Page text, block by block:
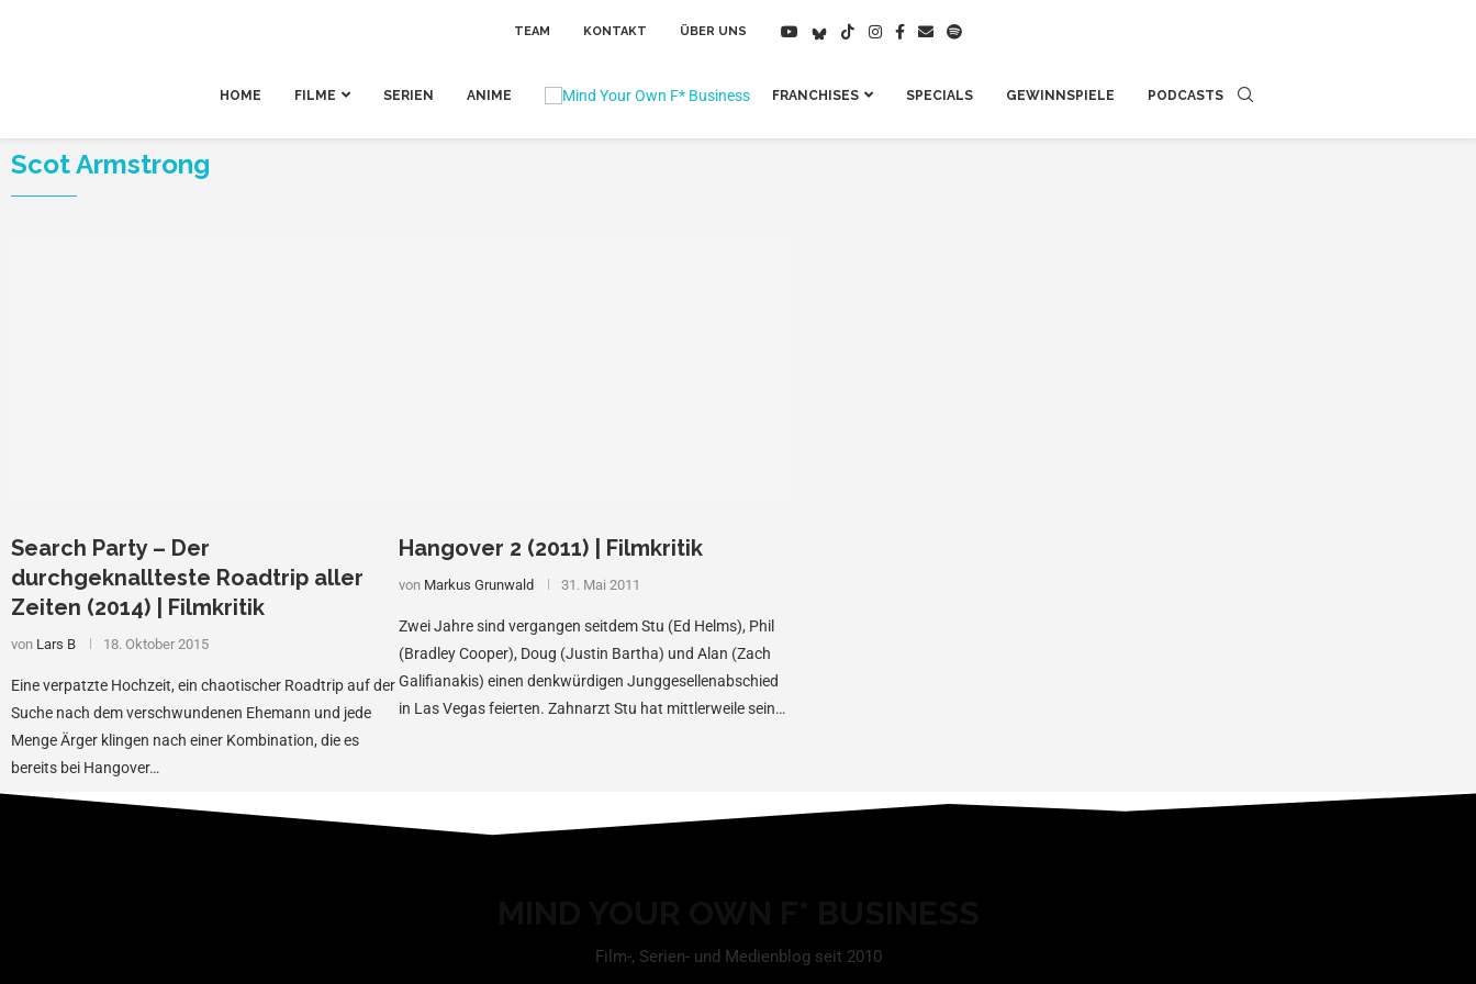
TEAM KONTAKT ÜBER UNS
HOME FILME SERIEN ANIME FRANCHISES SPECIALS GEWINNSPIELE PODCASTS
Scot Armstrong
Search Party – Der
durchgeknallteste Roadtrip aller
Zeiten (2014) | Filmkritik
von Lars B 18. Oktober 2015
Eine verpatzte Hochzeit, ein chaotischer Roadtrip auf der
Suche nach dem verschwundenen Ehemann und jede
Menge Ärger klingen nach einer Kombination, die es
bereits bei Hangover…
Hangover 2 (2011) | Filmkritik
von Markus Grunwald 31. Mai 2011
Zwei Jahre sind vergangen seitdem Stu (Ed Helms), Phil
(Bradley Cooper), Doug (Justin Bartha) und Alan (Zach
Galifianakis) einen denkwürdigen Junggesellenabschied
in Las Vegas feierten. Zahnarzt Stu hat mittlerweile seine
Film-, Serien- und Medienblog seit 2010